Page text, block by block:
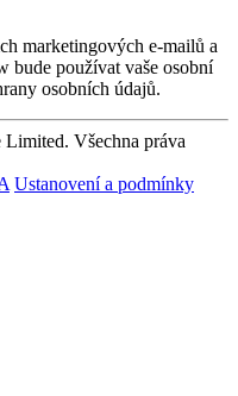
marketingových e-mailů a
bude používat vaše osobní
osobních údajů.
Všechna práva
Ustanovení a podmínky